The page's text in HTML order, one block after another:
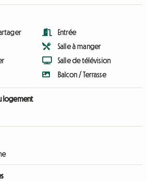
Entrée
Salle à manger
Salle de télévision
Balcon / Terrasse
logement